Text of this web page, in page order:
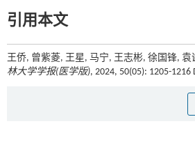
引用本文
王侨, 曾紫菱, 王星, 马宁, 王志彬, 徐国锋,
林大学学报(医学版), 2024, 50(05): 1205-